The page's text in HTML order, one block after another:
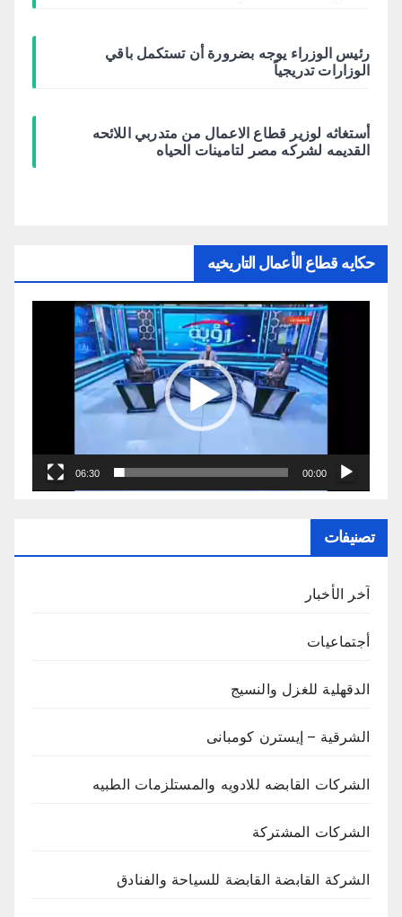
رئيس الوزراء يوجه بضرورة أن تستكمل باقي
الوزارات تدريجياً
أستغاثه لوزير قطاع الاعمال من متدربي اللائحه
القديمه لشركه مصر لتامينات الحياه
حكايه قطاع الأعمال التاريخيه
00:00
06:30
تصنيفات
آخر الأخبار
أجتماعيات
الدقهلية للغزل والنسيج
الشرقية – إيسترن كومبانى
الشركات القابضه للادويه والمستلزمات الطبيه
الشركات المشتركة
الشركة القابضة القابضة للسياحة والفنادق